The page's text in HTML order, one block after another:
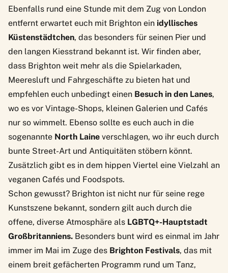
Ebenfalls rund eine Stunde mit dem Zug von London
entfernt erwartet euch mit Brighton ein idyllisches
Küstenstädtchen, das besonders für seinen Pier und
den langen Kiesstrand bekannt ist. Wir finden aber,
dass Brighton weit mehr als die Spielarkaden,
Meeresluft und Fahrgeschäfte zu bieten hat und
empfehlen euch unbedingt einen Besuch in den Lanes,
wo es vor Vintage-Shops, kleinen Galerien und Cafés
nur so wimmelt. Ebenso sollte es euch auch in die
sogenannte North Laine verschlagen, wo ihr euch durch
bunte Street-Art und Antiquitäten stöbern könnt.
Zusätzlich gibt es in dem hippen Viertel eine Vielzahl an
veganen Cafés und Foodspots.
Schon gewusst? Brighton ist nicht nur für seine rege
Kunstszene bekannt, sondern gilt auch durch die
offene, diverse Atmosphäre als LGBTQ+-Hauptstadt
Großbritanniens. Besonders bunt wird es einmal im Jahr
immer im Mai im Zuge des Brighton Festivals, das mit
einem breit gefächerten Programm rund um Tanz,